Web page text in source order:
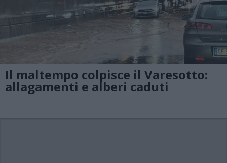
Il maltempo colpisce il Varesotto:
allagamenti e alberi caduti